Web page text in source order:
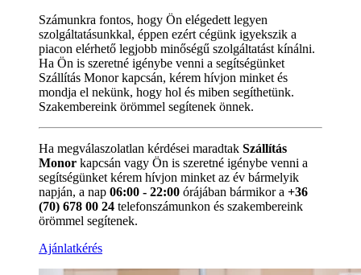
Számunkra fontos, hogy Ön elégedett legyen
szolgáltatásunkkal, éppen ezért cégünk igyekszik a
piacon elérhető legjobb minőségű szolgáltatást kínálni.
Ha Ön is szeretné igénybe venni a segítségünket
Szállítás Monor kapcsán, kérem hívjon minket és
mondja el nekünk, hogy hol és miben segíthetünk.
Szakembereink örömmel segítenek önnek.
Ha megválaszolatlan kérdései maradtak Szállítás
Monor kapcsán vagy Ön is szeretné igénybe venni a
segítségünket kérem hívjon minket az év bármelyik
napján, a nap 06:00 - 22:00 órájában bármikor a +36
(70) 678 00 24 telefonszámunkon és szakembereink
örömmel segítenek.
Ajánlatkérés